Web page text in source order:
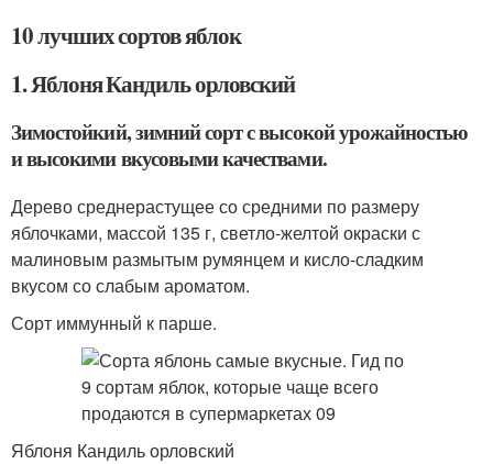
10 лучших сортов яблок
1. Яблоня Кандиль орловский
Зимостойкий, зимний сорт с высокой урожайностью
и высокими вкусовыми качествами.
Дерево среднерастущее со средними по размеру
яблочками, массой 135 г, светло-желтой окраски с
малиновым размытым румянцем и кисло-сладким
вкусом со слабым ароматом.
Сорт иммунный к парше.
Яблоня Кандиль орловский